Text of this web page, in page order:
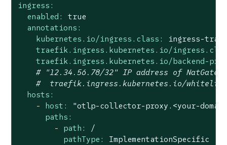
ingress:
enabled:
true
annotations:
kubernetes.io/ingress.class:
ingress-
traefik.ingress.kubernetes.io/
traefik.ingress.kubernetes.io/backend-
# "12.34.56.78/32" IP address of
#  traefik.ingress.kubernetes.io/
hosts:
-
host:
"otlp-collector-proxy.<your-
paths:
-
path:
/
pathType:
ImplementationSpecific